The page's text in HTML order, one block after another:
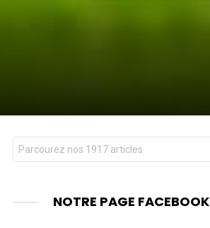
Chercher
pour
NOTRE PAGE FACEBOOK